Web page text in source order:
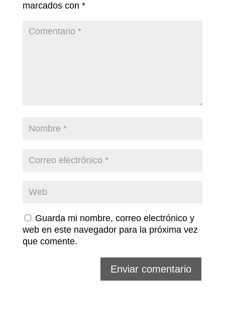
marcados con *
Guarda mi nombre, correo electrónico y
web en este navegador para la próxima vez
que comente.